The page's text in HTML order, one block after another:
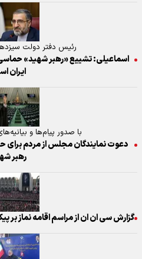
رئیس دفتر دولت
اسماعیلی: تشییع «رهبر شهید»
ایران
با صدور پیام‌ها و
دعوت نمایندگان مجلس از مردم برای
رهبر
گزارش سی ان ان از مراسم اقامه نماز بر